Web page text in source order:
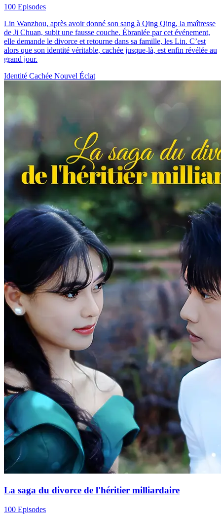
100 Episodes
Lin Wanzhou, après avoir donné son sang à Qing Qing, la maîtresse
de Ji Chuan, subit une fausse couche. Ébranlée par cet événement,
elle demande le divorce et retourne dans sa famille, les Lin. C’est
alors que son identité véritable, cachée jusque-là, est enfin révélée au
grand jour.
Identité Cachée Nouvel Éclat
La saga du divorce de l'héritier milliardaire
100 Episodes